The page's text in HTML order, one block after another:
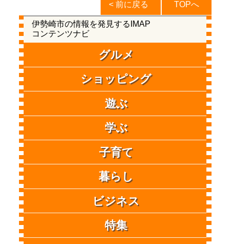
TOPへ
< 前に戻る
伊勢崎市の情報を発見するIMAP
コンテンツナビ
グルメ
ショッピング
遊ぶ
学ぶ
子育て
暮らし
ビジネス
特集